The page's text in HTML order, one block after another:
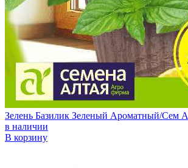
Зелень Базилик Зеленый Ароматный/Сем
в наличии
В корзину